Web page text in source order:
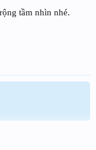
tầm nhìn nhé.